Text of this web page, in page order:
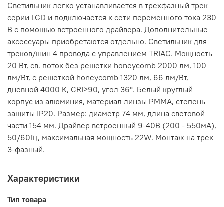
Светильник легко устанавливается в трехфазный трек
серии LGD и подключается к сети переменного тока 230
В с помощью встроенного драйвера. Дополнительные
аксессуары приобретаются отдельно. Светильник для
треков/шин 4 провода с управлением TRIAC. Мощность
20 Вт, св. поток без решетки honeycomb 2000 лм, 100
лм/Вт, с решеткой honeycomb 1320 лм, 66 лм/Вт,
дневной 4000 K, CRI>90, угол 36°. Белый круглый
корпус из алюминия, материал линзы PMMA, степень
защиты IP20. Размер: диаметр 74 мм, длина световой
части 154 мм. Драйвер встроенный 9-40В (200 - 550мА),
50/60Гц, максимальная мощность 22W. Монтаж на трек
3-фазный.
Характеристики
Тип товара